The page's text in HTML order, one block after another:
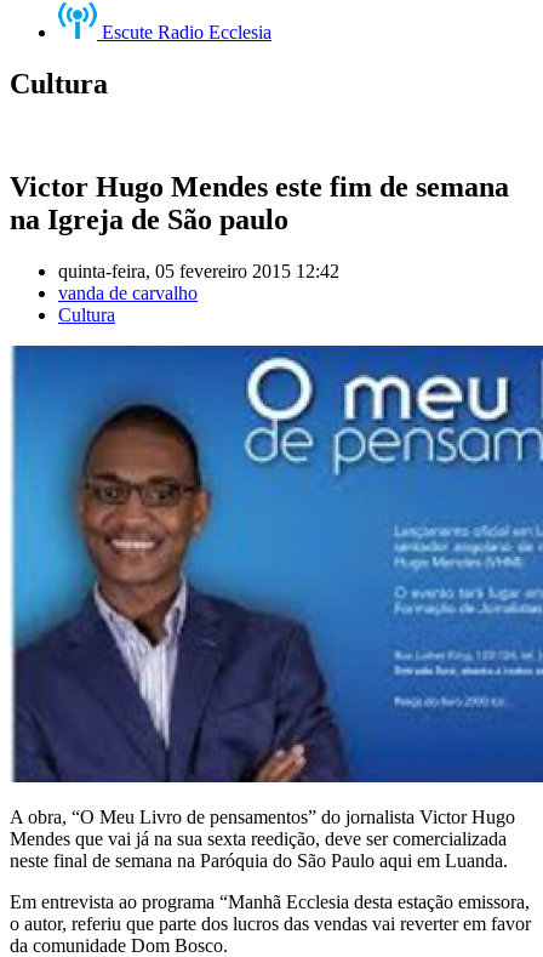
Escute Radio Ecclesia
Cultura
Victor Hugo Mendes este fim de semana
na Igreja de São paulo
quinta-feira, 05 fevereiro 2015 12:42
vanda de carvalho
Cultura
A obra, “O Meu Livro de pensamentos” do jornalista Victor Hugo
Mendes que vai já na sua sexta reedição, deve ser comercializada
neste final de semana na Paróquia do São Paulo aqui em Luanda.
Em entrevista ao programa “Manhã Ecclesia desta estação emissora,
o autor, referiu que parte dos lucros das vendas vai reverter em favor
da comunidade Dom Bosco.